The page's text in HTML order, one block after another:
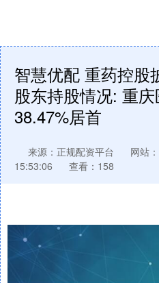
智慧优配 重药控股
股东持股情况: 重
38.47%居首
来源：正规配资平台 网站
15:53:06
查看：158